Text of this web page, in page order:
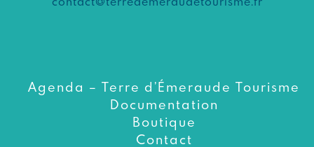
Agenda – Terre d’Émeraude Tourisme
Documentation
Boutique
Contact